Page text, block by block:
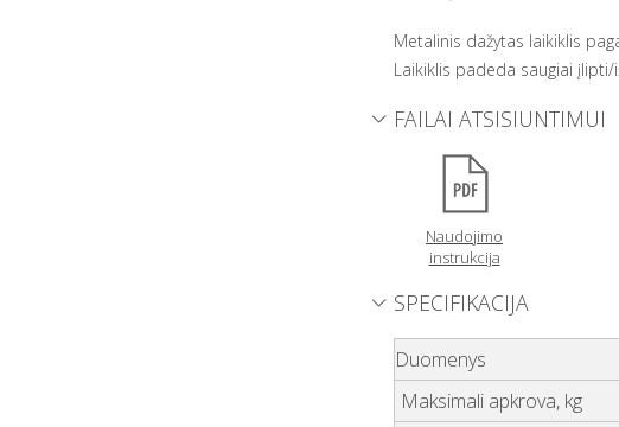
Metalinis dažytas laikiklis
Laikiklis padeda saugiai
FAILAI ATSISIUNTIMUI
Naudojimo
instrukcija
SPECIFIKACIJA
Duomenys
Maksimali apkrova, kg